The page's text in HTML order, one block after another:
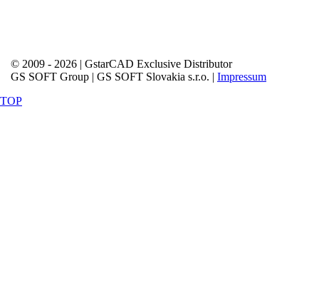
© 2009 - 2026 | GstarCAD Exclusive Distributor
GS SOFT Group | GS SOFT Slovakia s.r.o. | Impressum
TOP